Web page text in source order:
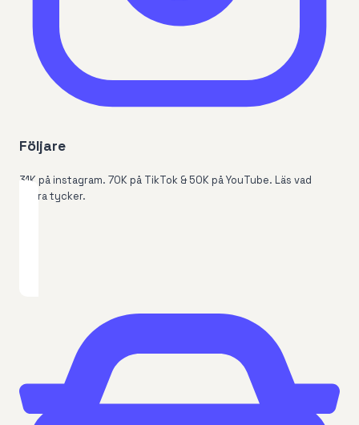
Följare
31K på instagram. 70K på TikTok & 50K på YouTube. Läs vad
andra tycker.